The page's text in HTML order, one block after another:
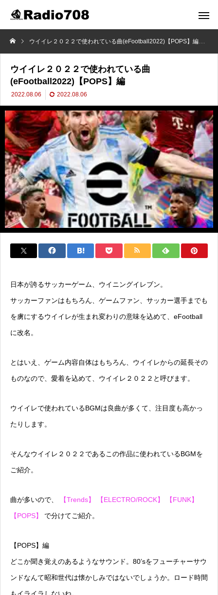
ウイイレ２０２２で使われている曲(eFootball2022)【POPS】編
ウイイレ２０２２で使われている曲
(eFootball2022)【POPS】編
2022.08.06 2022.08.06
日本が誇るサッカーゲーム、ウイニングイレブン。
サッカーファンはもちろん、ゲームファン、サッカー選手までも
を虜にするウイイレが生まれ変わりの意味を込めて、eFootball
に改名。
とはいえ、ゲーム内容自体はもちろん、ウイイレからの延長その
ものなので、愛着を込めて、ウイイレ２０２２と呼びます。
ウイイレで使われているBGMは良曲が多くて、注目度も高かっ
たりします。
そんなウイイレ２０２２であるこの作品に使われているBGMを
ご紹介。
曲が多いので、 【Trends】 【ELECTRO/ROCK】 【FUNK】
【POPS】 で分けてご紹介。
【POPS】編
どこか聞き覚えのあるようなサウンド。80’sをフューチャーサウ
ンドなんて昭和世代は懐かしみではないでしょうか。ロード時間